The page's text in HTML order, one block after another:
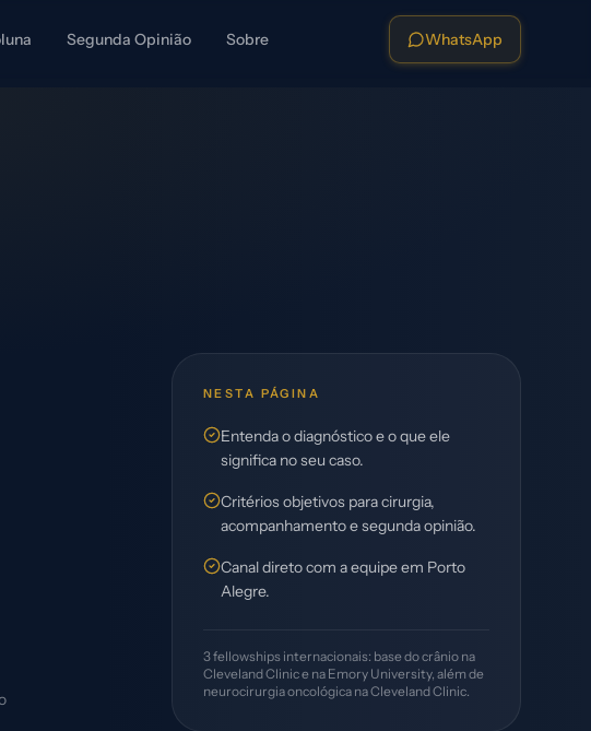
Segunda Opinião Sobre WhatsApp
NESTA PÁGINA
Entenda o diagnóstico e o que ele
significa no seu caso.
Critérios objetivos para cirurgia,
acompanhamento e segunda opinião.
Canal direto com a equipe em Porto
Alegre.
3 fellowships internacionais: base do crânio na
Cleveland Clinic e na Emory University, além de
neurocirurgia oncológica na Cleveland Clinic.